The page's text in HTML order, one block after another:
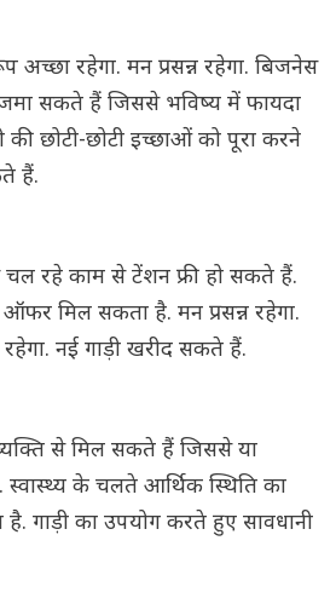
रहेगा. मन प्रसन्न रहेगा. बिजनेस
सकते हैं जिससे भविष्य में फायदा
छोटी-छोटी इच्छाओं को पूरा करने
हैं.
रहे काम से टेंशन फ्री हो सकते हैं.
ऑफर मिल सकता है. मन प्रसन्न रहेगा.
रहेगा. नई गाड़ी खरीद सकते हैं.
से मिल सकते हैं जिससे या
स्वास्थ्य के चलते आर्थिक स्थिति का
गाड़ी का उपयोग करते हुए सावधानी